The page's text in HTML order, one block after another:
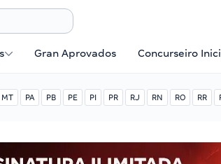
Gran Aprovados Concurseiro
MT PA PB PE PI PR RJ RN RO RR